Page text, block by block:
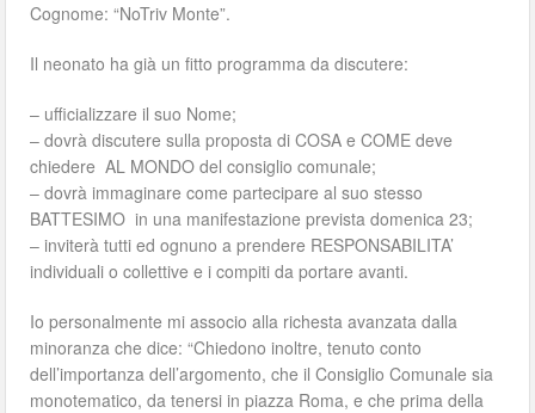
Cognome: “NoTriv Monte”.
Il neonato ha già un fitto programma da discutere:
– ufficializzare il suo Nome;
– dovrà discutere sulla proposta di COSA e COME deve
chiedere AL MONDO del consiglio comunale;
– dovrà immaginare come partecipare al suo stesso
BATTESIMO in una manifestazione prevista domenica 23;
– inviterà tutti ed ognuno a prendere RESPONSABILITA’
individuali o collettive e i compiti da portare avanti.
Io personalmente mi associo alla richesta avanzata dalla
minoranza che dice: “Chiedono inoltre, tenuto conto
dell’importanza dell’argomento, che il Consiglio Comunale sia
monotematico, da tenersi in piazza Roma, e che prima della